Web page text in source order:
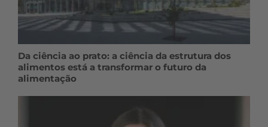
Da ciência ao prato: a ciência da estrutura dos
alimentos está a transformar o futuro da
alimentação